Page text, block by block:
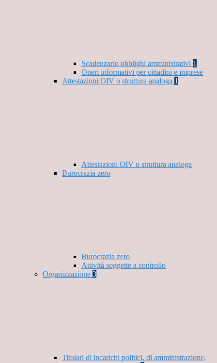
Scadenzario obblighi amministrativi 1
Oneri informativi per cittadini e imprese
Attestazioni OIV o struttura analoga 1
Attestazioni OIV o struttura analoga
Burocrazia zero
Burocrazia zero
Attività soggette a controllo
Organizzazione 3
Titolari di incarichi politici, di amministrazione,